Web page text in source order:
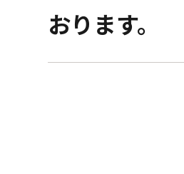
おります。